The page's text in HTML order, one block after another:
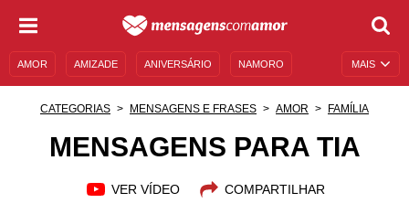
MAIS
AMOR AMIZADE ANIVERSÁRIO NAMORO
CATEGORIAS MENSAGENS E FRASES AMOR FAMÍLIA
MENSAGENS PARA TIA
VER VÍDEO COMPARTILHAR